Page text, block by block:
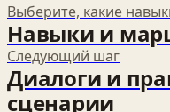
Выберите, какие
Навыки и
Следующий шаг
Диалоги и
сценарии